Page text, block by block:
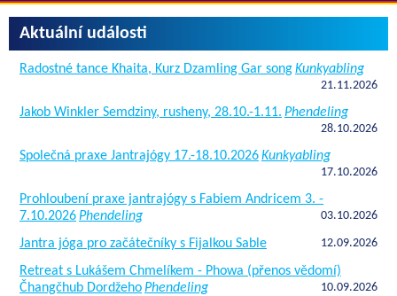
Aktuální události
Radostné tance Khaita, Kurz Dzamling Gar songKunkyabling
21.11.2026
Jakob Winkler Semdziny, rusheny, 28.10.-1.11. Phendeling
28.10.2026
Společná praxe Jantrajógy 17.-18.10.2026Kunkyabling
17.10.2026
Prohloubení praxe jantrajógy s Fabiem Andricem 3. -
7.10.2026Phendeling 03.10.2026
Jantra jóga pro začátečníky s Fijalkou Sable 12.09.2026
Retreat s Lukášem Chmelíkem - Phowa (přenos vědomí)
Čhangčhub DordžehoPhendeling 10.09.2026